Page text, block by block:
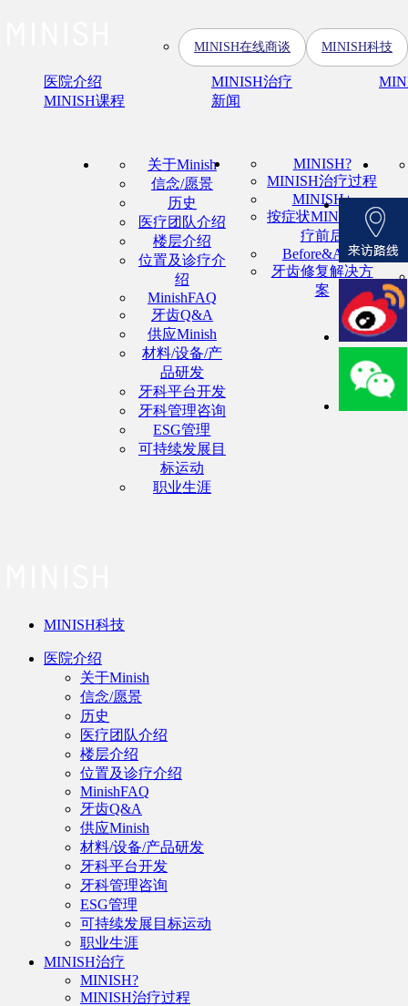
医院介绍 MINISH治疗
MINISH课程
新闻
MINISH在线商谈 MINISH科技
关于Minish
信念/愿景
历史
医疗团队介绍
楼层介绍
位置及诊疗介
绍
MinishFAQ
牙齿Q&A
供应Minish
材料/设备/产
品研发
牙科平台开发
牙科管理咨询
ESG管理
可持续发展目
标运动
职业生涯
MINISH?
MINISH治疗过程
MINISH+
按症状MINISH治
疗前后
Before&After
牙齿修复解决方
案
MINISH科技
医院介绍
关于Minish
信念/愿景
历史
医疗团队介绍
楼层介绍
位置及诊疗介绍
MinishFAQ
牙齿Q&A
供应Minish
材料/设备/产品研发
牙科平台开发
牙科管理咨询
ESG管理
可持续发展目标运动
职业生涯
MINISH治疗
MINISH?
MINISH治疗过程